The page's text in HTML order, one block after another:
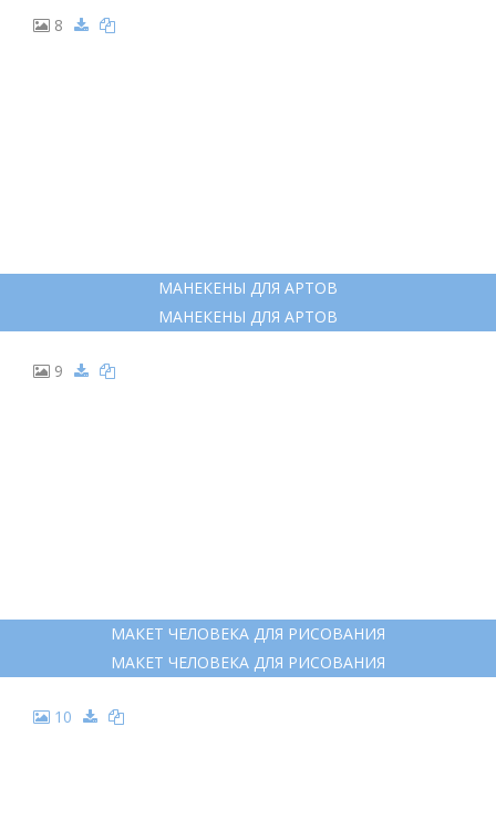
8
МАНЕКЕНЫ ДЛЯ АРТОВ
МАНЕКЕНЫ ДЛЯ АРТОВ
9
МАКЕТ ЧЕЛОВЕКА ДЛЯ РИСОВАНИЯ
МАКЕТ ЧЕЛОВЕКА ДЛЯ РИСОВАНИЯ
10